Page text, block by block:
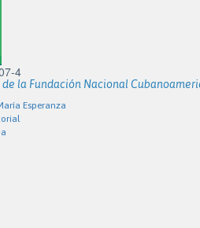
4
la Fundación Nacional
Esperanza